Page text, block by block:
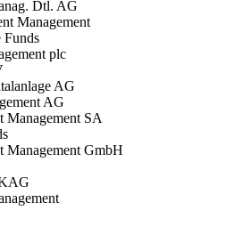
Dtl. AG
Management
Funds
plc
AG
AG
SA
GmbH